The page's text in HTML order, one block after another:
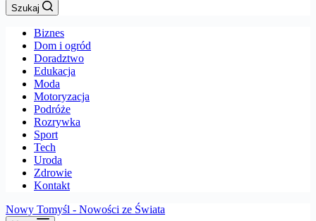
Szukaj
Biznes
Dom i ogród
Doradztwo
Edukacja
Moda
Motoryzacja
Podróże
Rozrywka
Sport
Tech
Uroda
Zdrowie
Kontakt
Nowy Tomyśl - Nowości ze Świata